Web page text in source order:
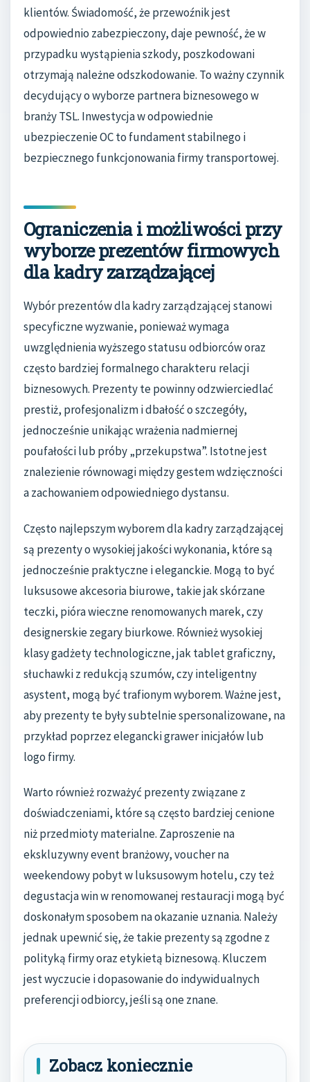
klientów. Świadomość, że przewoźnik jest
odpowiednio zabezpieczony, daje pewność, że w
przypadku wystąpienia szkody, poszkodowani
otrzymają należne odszkodowanie. To ważny czynnik
decydujący o wyborze partnera biznesowego w
branży TSL. Inwestycja w odpowiednie
ubezpieczenie OC to fundament stabilnego i
bezpiecznego funkcjonowania firmy transportowej.
Ograniczenia i możliwości przy
wyborze prezentów firmowych
dla kadry zarządzającej
Wybór prezentów dla kadry zarządzającej stanowi
specyficzne wyzwanie, ponieważ wymaga
uwzględnienia wyższego statusu odbiorców oraz
często bardziej formalnego charakteru relacji
biznesowych. Prezenty te powinny odzwierciedlać
prestiż, profesjonalizm i dbałość o szczegóły,
jednocześnie unikając wrażenia nadmiernej
poufałości lub próby „przekupstwa”. Istotne jest
znalezienie równowagi między gestem wdzięczności
a zachowaniem odpowiedniego dystansu.
Często najlepszym wyborem dla kadry zarządzającej
są prezenty o wysokiej jakości wykonania, które są
jednocześnie praktyczne i eleganckie. Mogą to być
luksusowe akcesoria biurowe, takie jak skórzane
teczki, pióra wieczne renomowanych marek, czy
designerskie zegary biurkowe. Również wysokiej
klasy gadżety technologiczne, jak tablet graficzny,
słuchawki z redukcją szumów, czy inteligentny
asystent, mogą być trafionym wyborem. Ważne jest,
aby prezenty te były subtelnie spersonalizowane, na
przykład poprzez elegancki grawer inicjałów lub
logo firmy.
Warto również rozważyć prezenty związane z
doświadczeniami, które są często bardziej cenione
niż przedmioty materialne. Zaproszenie na
ekskluzywny event branżowy, voucher na
weekendowy pobyt w luksusowym hotelu, czy też
degustacja win w renomowanej restauracji mogą być
doskonałym sposobem na okazanie uznania. Należy
jednak upewnić się, że takie prezenty są zgodne z
polityką firmy oraz etykietą biznesową. Kluczem
jest wyczucie i dopasowanie do indywidualnych
preferencji odbiorcy, jeśli są one znane.
Zobacz koniecznie